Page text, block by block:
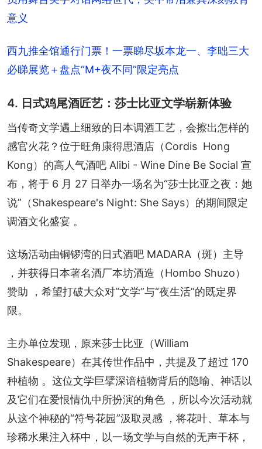
意义
西九推全馆通行门票！一票睇尽坂本龙一、李昢三大
必睇展览＋盘点“M+夜不同”限定亮点
4. 日式鸡尾酒匠艺：莎士比亚文学崭新体验
当传奇文学遇上细致的日本调酒工艺，会擦出怎样的
感官火花？位于旺角康得思酒店（Cordis  Hong
Kong）的高人气酒吧 Alibi - Wine Dine Be Social 宣
布，将于 6 月 27 日举办一场名为“莎士比亚之夜：她
说”（Shakespeare's Night: She Says）的期间限定
调酒文化盛宴 。
这场活动由铜锣湾的日式酒吧 MADARA（斑）主导
，并获得日本著名酒厂本坊酒造（Hombo Shuzo）
赞助 ，希望打破大众对“文学”与“夜生活”的既定界
限。
主办单位发现，原来莎士比亚（William
Shakespeare）在其传世作品中，共提及了超过 170
种植物 。这位文学巨擘深谙植物背后的隐喻、神话以
及它们在爱恨情仇中所扮演的角色 ，所以今次活动就
从这个神秘的“符号花园”汲取灵感 ，将花叶、草本与
珍稀水果注入杯中，以一场文学与自然的无声干杯，